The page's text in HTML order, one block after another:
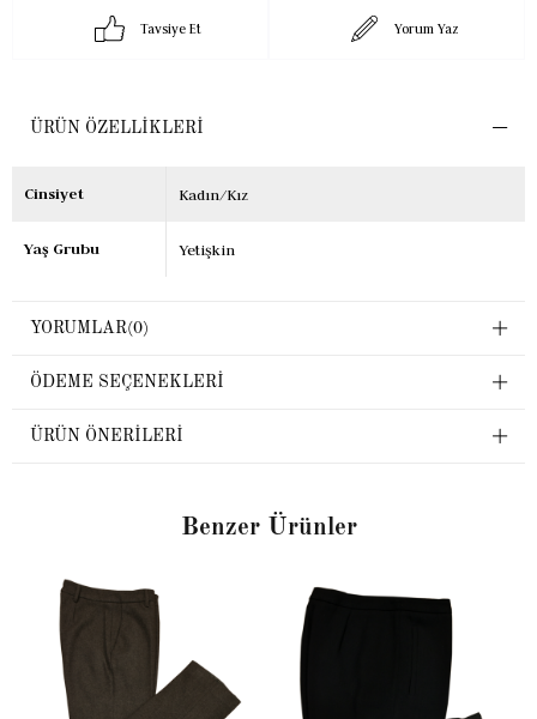
Tavsiye Et Yorum Yaz
ÜRÜN ÖZELLIKLERI
Cinsiyet Kadın/Kız
Yaş Grubu Yetişkin
YORUMLAR(0)
ÖDEME SEÇENEKLERI
ÜRÜN ÖNERILERI
Benzer Ürünler